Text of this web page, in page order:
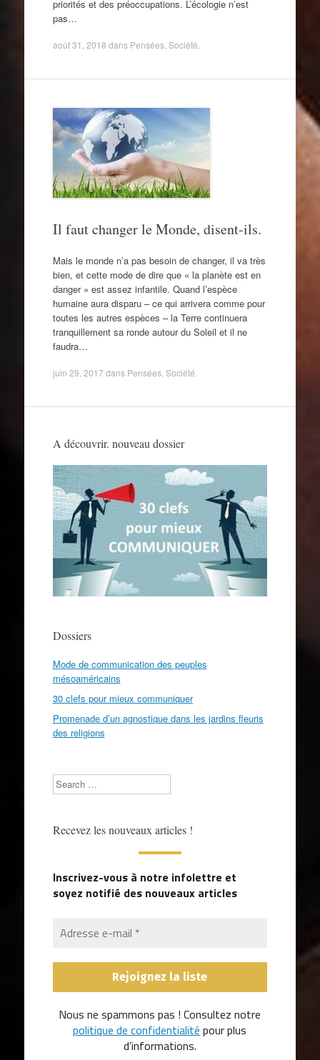
priorités et des préoccupations. L’écologie n’est
pas…
août 31, 2018 dans Pensées, Société
Il faut changer le Monde, disent-ils.
Mais le monde n’a pas besoin de changer, il va très
bien, et cette mode de dire que « la planète est en
danger » est assez infantile. Quand l’espèce
humaine aura disparu – ce qui arrivera comme pour
toutes les autres espèces – la Terre continuera
tranquillement sa ronde autour du Soleil et il ne
faudra…
juin 29, 2017 dans Pensées, Société
A découvrir. nouveau dossier
Dossiers
Mode de communication des peuples
mésoaméricains
30 clefs pour mieux communiquer
Promenade d’un agnostique dans les jardins fleuris
des religions
Search
Recevez les nouveaux articles !
Inscrivez-vous à notre infolettre et
soyez notifié des nouveaux articles
Nous ne spammons pas ! Consultez notre
politique de confidentialité pour plus
d’informations.